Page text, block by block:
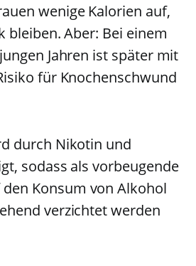
wenige Kalorien auf,
bleiben. Aber: Bei einem
Jahren ist später mit
für Knochenschwund
durch Nikotin und
sodass als vorbeugende
Konsum von Alkohol
verzichtet werden